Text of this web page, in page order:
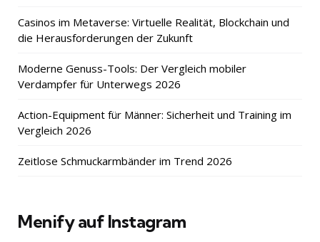
Casinos im Metaverse: Virtuelle Realität, Blockchain und
die Herausforderungen der Zukunft
Moderne Genuss-Tools: Der Vergleich mobiler
Verdampfer für Unterwegs 2026
Action-Equipment für Männer: Sicherheit und Training im
Vergleich 2026
Zeitlose Schmuckarmbänder im Trend 2026
Menify auf Instagram